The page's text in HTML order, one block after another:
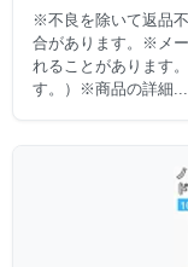
※不良を除いて返品
合があります。※メ
れることがあります
す。）※商品の詳細...